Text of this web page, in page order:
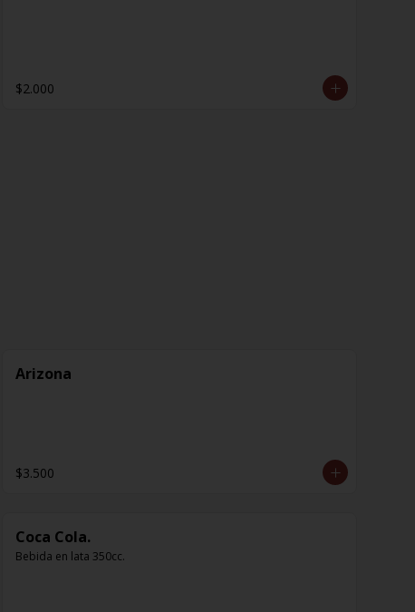
$2.000
Arizona
$3.500
Coca Cola.
Bebida en lata 350cc.